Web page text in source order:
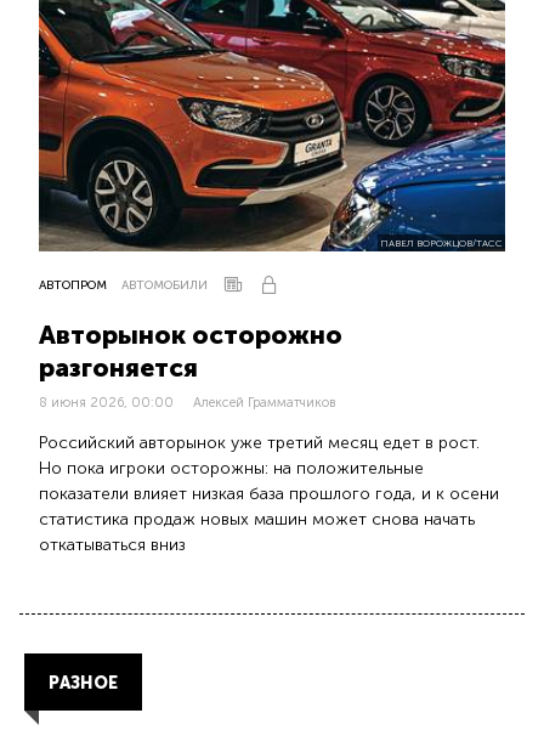
ПАВЕЛ ВОРОЖЦОВ/ТАСС
АВТОПРОМ АВТОМОБИЛИ
Авторынок осторожно
разгоняется
8 июня 2026, 00:00 Алексей Грамматчиков
Российский авторынок уже третий месяц едет в рост.
Но пока игроки осторожны: на положительные
показатели влияет низкая база прошлого года, и к осени
статистика продаж новых машин может снова начать
откатываться вниз
РАЗНОЕ